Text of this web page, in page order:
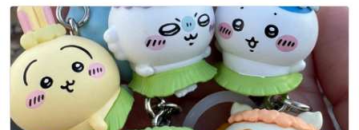
数
ス
ト
数
ね
数